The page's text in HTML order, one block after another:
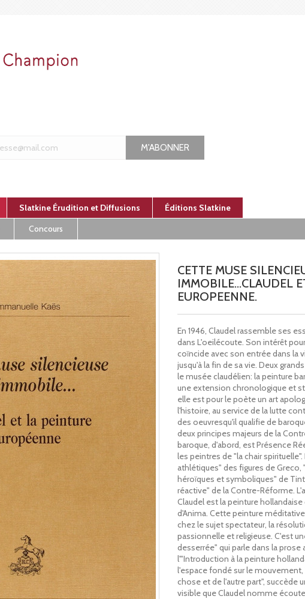
M'ABONNER
Slatkine Érudition et Diffusions Éditions Slatkine
Concours
CETTE MUSE
IMMOBILE...CLAUDEL
EUROPEENNE.
En 1946, Claudel rassemble ses
dans L'oeilécoute. Son intérêt
coïncide avec son entrée dans la
jusqu'à la fin de sa vie. Deux
le musée claudélien: la peinture
une extension chronologique et
elle est pour le poète un art
l'histoire, au service de la lutte
des oeuvresqu'il qualifie de
deux principes majeurs de la
baroque, d'abord, est Présence
les peintres de "la chair
athlétiques" des figures de Greco,
héroïques et symboliques" de
réactive" de la Contre-Réforme.
Claudel est la peinture
d'Anima. Cette peinture
chez le sujet spectateur, la
passionnelle et religieuse. C'est
desserrée" qui parle dans la
l'"Introduction à la peinture
l'espace fondé sur le
chose et de l'autre part", succède
visible que Claudel nomme